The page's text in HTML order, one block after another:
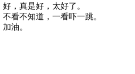
好，真是好，太好了。
不看不知道，一看吓一跳。
加油。